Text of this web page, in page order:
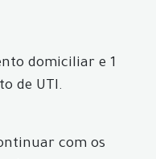
domiciliar e 1
de UTI.
com os